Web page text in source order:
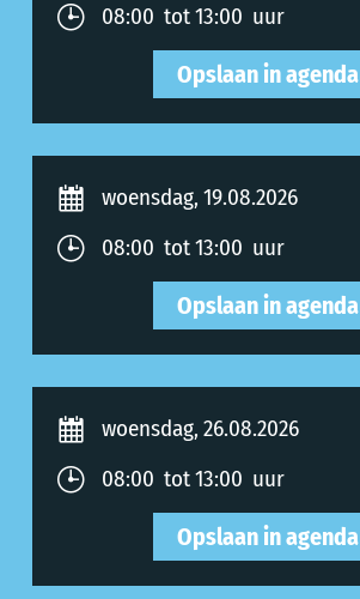
08:00 tot 13:00 uur
Opslaan in agenda
woensdag, 19.08.2026
08:00 tot 13:00 uur
Opslaan in agenda
woensdag, 26.08.2026
08:00 tot 13:00 uur
Opslaan in agenda